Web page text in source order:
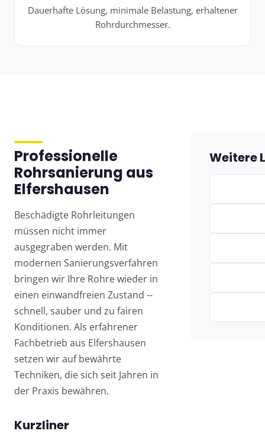
Dauerhafte Lösung, minimale Belastung, erhaltener
Rohrdurchmesser.
Professionelle
Rohrsanierung aus
Elfershausen
Beschädigte Rohrleitungen
müssen nicht immer
ausgegraben werden. Mit
modernen Sanierungsverfahren
bringen wir Ihre Rohre wieder in
einen einwandfreien Zustand --
schnell, sauber und zu fairen
Konditionen. Als erfahrener
Fachbetrieb aus Elfershausen
setzen wir auf bewährte
Techniken, die sich seit Jahren in
der Praxis bewähren.
Kurzliner
Weitere